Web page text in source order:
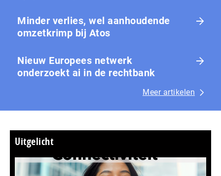
Minder verlies, wel aanhoudende
omzetkrimp bij Atos
Nieuw Europees netwerk
onderzoekt ai in de rechtbank
Meer artikelen
Uitgelicht